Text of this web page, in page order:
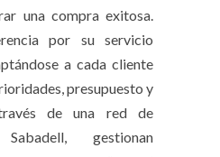
una compra exitosa.
por su servicio
a cada cliente
presupuesto y
de una red de
gestionan